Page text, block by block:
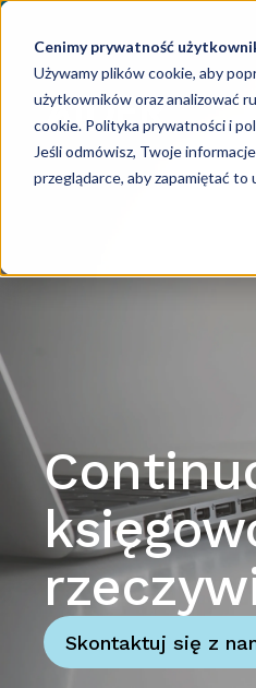
Cenimy prywatność
Używamy plików cookie, aby
użytkowników oraz analizować
cookie.Polityka prywatności i
Jeśli odmówisz, Twoje
przeglądarce, aby zapamiętać to
Skontaktuj się z